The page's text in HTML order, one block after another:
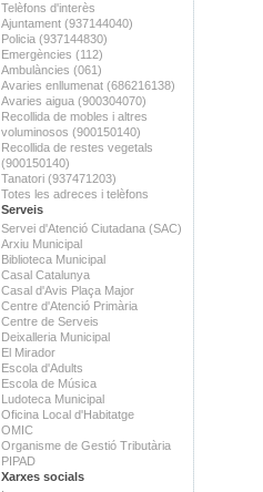
Telèfons d'interès
Ajuntament (937144040)
Policia (937144830)
Emergències (112)
Ambulàncies (061)
Avaries enllumenat (686216138)
Avaries aigua (900304070)
Recollida de mobles i altres
voluminosos (900150140)
Recollida de restes vegetals
(900150140)
Tanatori (937471203)
Totes les adreces i telèfons
Serveis
Servei d'Atenció Ciutadana (SAC)
Arxiu Municipal
Biblioteca Municipal
Casal Catalunya
Casal d'Avis Plaça Major
Centre d'Atenció Primària
Centre de Serveis
Deixalleria Municipal
El Mirador
Escola d'Adults
Escola de Música
Ludoteca Municipal
Oficina Local d'Habitatge
OMIC
Organisme de Gestió Tributària
PIPAD
Xarxes socials